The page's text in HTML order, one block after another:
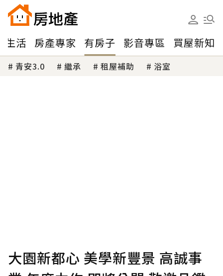
生活 房產專家 有房子 影音專區 買屋新知
青安3.0 繼承 租屋補助 浴室
大園新都心 美學新豐景 高誠事